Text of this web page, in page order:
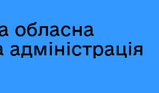
обласна
адміністрація